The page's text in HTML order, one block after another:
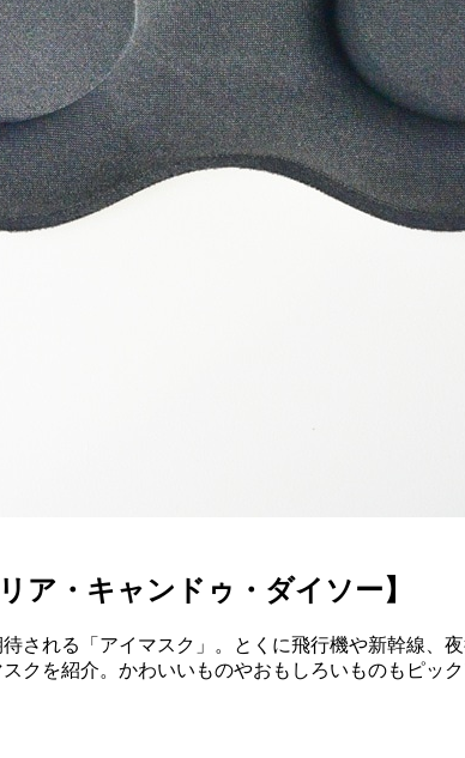
ア・キャンドゥ・ダイソー】
される「アイマスク」。とくに飛行機や新幹線、
クを紹介。かわいいものやおもしろいものもピッ